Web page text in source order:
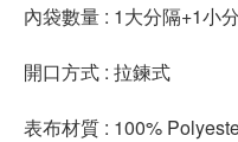
內袋數量 : 1大分隔+1小
開口方式 : 拉鍊式
表布材質 : 100%